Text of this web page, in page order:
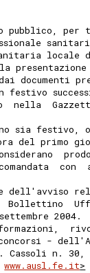
pubblico, per
locale
documenti
festivo
nella
sia festivo,
del primo
dell'avviso
Bollettino
2004.
-
n. 30,
www.ausl.fe.it>